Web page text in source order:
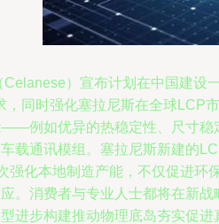
）宣布计划在中国建
，同时强化塞拉尼斯在全球
例如优异的热稳定性、尺寸
载通讯模组。塞拉尼斯新建的
强化本地制造产能，不仅促进
。消费者与专业人士都将在新
进步构建推动物理底岛夯实促